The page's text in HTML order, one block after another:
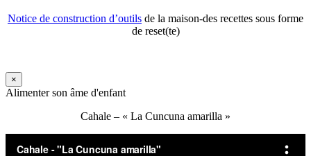
Notice de construction d’outils de la maison-des recettes sous forme
de reset(te)
×
Alimenter son âme d'enfant
Cahale – « La Cuncuna amarilla »